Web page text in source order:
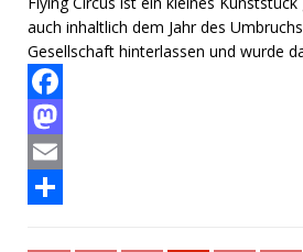
k
o
n
e
n
auch inhaltlich dem Jahr des
Gesellschaft hinterlassen und wurde
F
aM
aE